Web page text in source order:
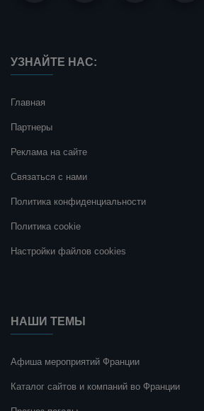
УЗНАЙТЕ НАС:
Главная
Партнеры
Реклама на сайте
Связаться с нами
Политика конфиденциальности
Политика cookie
Настройки файлов cookies
НАШИ ТЕМЫ
Афиша мероприятий Франции
Каталог сайтов и компаний во Франции